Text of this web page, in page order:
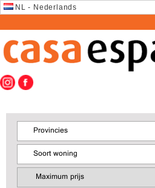
NL - Nederlands
Provincies
Soort woning